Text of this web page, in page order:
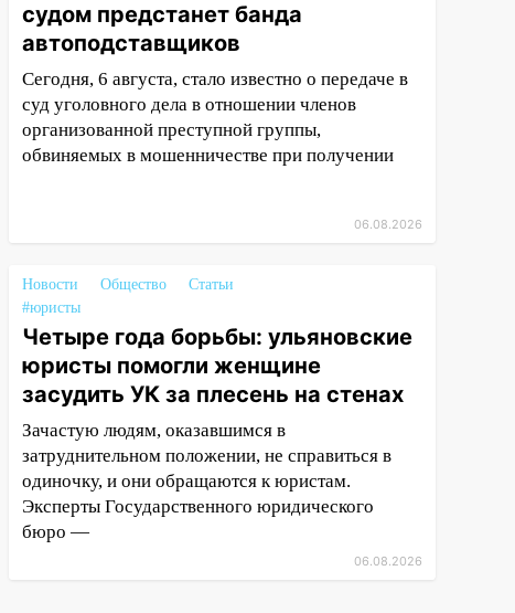
судом предстанет банда
автоподставщиков
Сегодня, 6 августа, стало известно о передаче в
суд уголовного дела в отношении членов
организованной преступной группы,
обвиняемых в мошенничестве при получении
06.08.2026
Новости Общество
Статьи
#юристы
Четыре года борьбы: ульяновские
юристы помогли женщине
засудить УК за плесень на стенах
Зачастую людям, оказавшимся в
затруднительном положении, не справиться в
одиночку, и они обращаются к юристам.
Эксперты Государственного юридического
бюро —
06.08.2026